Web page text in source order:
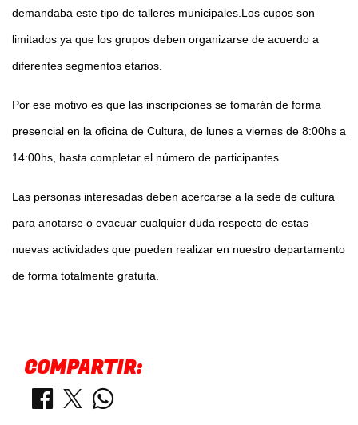
demandaba este tipo de talleres municipales.Los cupos son
limitados ya que los grupos deben organizarse de acuerdo a
diferentes segmentos etarios.
Por ese motivo es que las inscripciones se tomarán de forma
presencial en la oficina de Cultura, de lunes a viernes de 8:00hs a
14:00hs, hasta completar el número de participantes.
Las personas interesadas deben acercarse a la sede de cultura
para anotarse o evacuar cualquier duda respecto de estas
nuevas actividades que pueden realizar en nuestro departamento
de forma totalmente gratuita.
COMPARTIR: